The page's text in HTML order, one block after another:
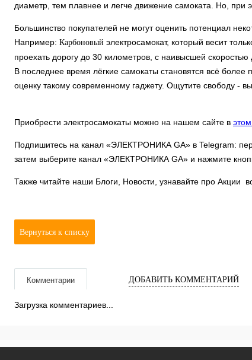
диаметр, тем плавнее и легче движение самоката. Но, при
Большинство покупателей не могут оценить потенциал
Например: Карбоновый электросамокат, который весит
проехать дорогу до 30 километров, с наивысшей скоростью
В последнее время лёгкие самокаты становятся всё
оценку такому современному гаджету. Ощутите свободу -
Приобрести электросамокаты можно на нашем сайте в
Подпишитесь на канал «ЭЛЕКТРОНИКА GA» в Telegram:
затем выберите канал «ЭЛЕКТРОНИКА GA» и нажмите
Также читайте наши Блоги, Новости, узнавайте про Акции
Вернуться к списку
Комментарии ДОБАВИТЬ КОММЕНТАРИЙ
Загрузка комментариев...